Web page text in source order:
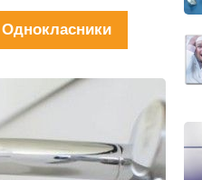
Однокласники